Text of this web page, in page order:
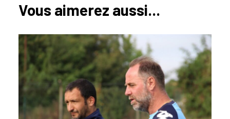
Vous aimerez aussi...